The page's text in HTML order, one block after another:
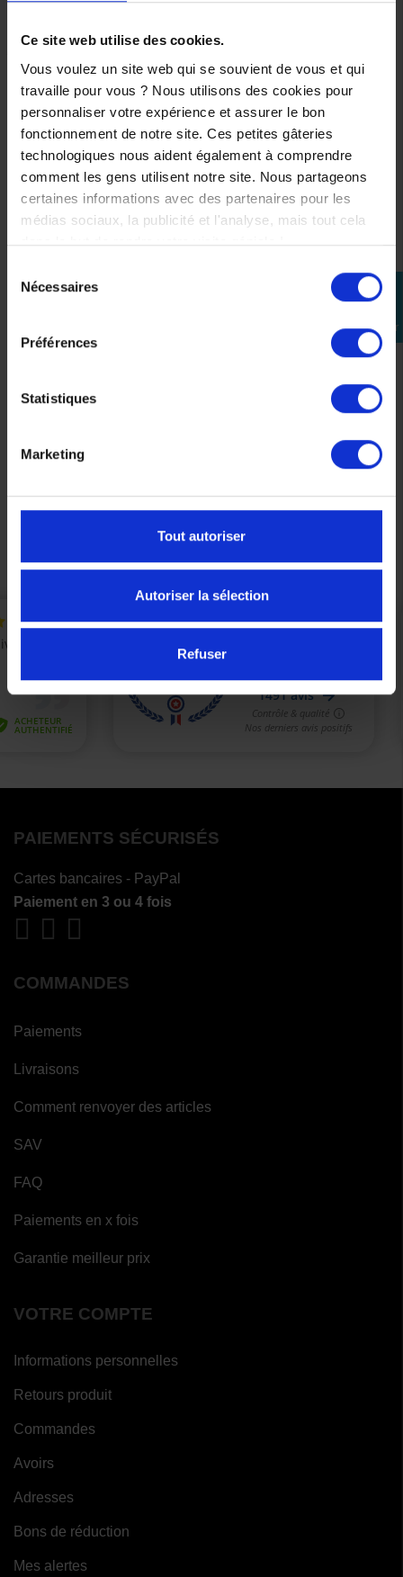
Ce site web utilise des cookies.
Vous voulez un site web qui se souvient de vous et qui
travaille pour vous ? Nous utilisons des cookies pour
personnaliser votre expérience et assurer le bon
fonctionnement de notre site. Ces petites gâteries
technologiques nous aident également à comprendre
comment les gens utilisent notre site. Nous partageons
certaines informations avec des partenaires pour les
médias sociaux, la publicité et l'analyse, mais tout cela
dans le but de rendre votre visite géniale !
Nécessaires
Préférences
Statistiques
Marketing
Tout autoriser
Autoriser la sélection
Refuser
perm_identity
connecter
INTÉRESSER
Kit Transmission Origine Yamaha Xmax 125 2006-
Précédent Suivant
PAIEMENTS SÉCURISÉS
Cartes bancaires - PayPal
Paiement en 3 ou 4 fois
COMMANDES
Paiements
Livraisons
Comment renvoyer des articles
SAV
FAQ
Paiements en x fois
Garantie meilleur prix
VOTRE COMPTE
Informations personnelles
Retours produit
Commandes
Avoirs
Adresses
Bons de réduction
Mes alertes